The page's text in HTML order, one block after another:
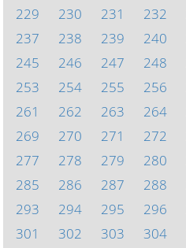
229
230 231 232
237
238 239 240
245
246 247 248
253
254 255 256
261
262 263 264
269
270 271 272
277
278 279 280
285
286 287 288
293
294 295 296
301
302 303 304